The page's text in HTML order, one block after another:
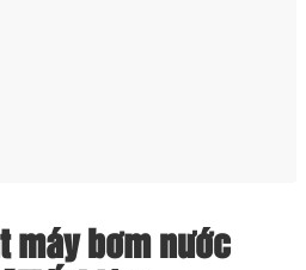
máy bơm nước